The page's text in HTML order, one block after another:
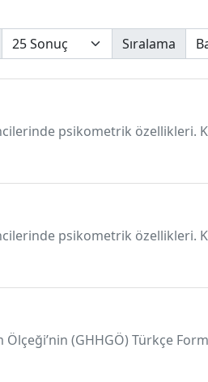
Sıralama
psikometrik özellikleri.
psikometrik özellikleri.
Ölçeği’nin (GHHGÖ) Türkçe